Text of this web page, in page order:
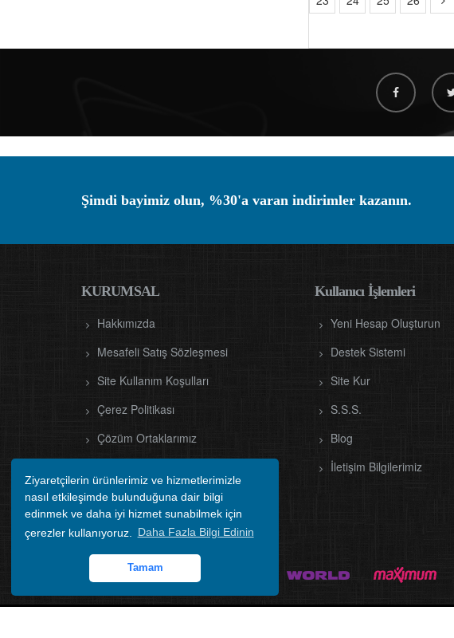
Ziyaretçilerin ürünlerimiz ve hizmetlerimizle
nasıl etkileşimde bulunduğuna dair bilgi
edinmek ve daha iyi hizmet sunabilmek için
çerezler kullanıyoruz.
Daha Fazla Bilgi Edinin
Tamam
Şimdi bayimiz olun, %30'a varan indirimler kazanın.
KURUMSAL
Hakkımızda
Mesafeli Satış Sözleşmesi
Site Kullanım Koşulları
Çerez Politikası
Çözüm Ortaklarımız
Kullanıcı İşlemleri
Yeni Hesap Oluşturun
Destek Sistemi
Site Kur
S.S.S.
Blog
İletişim Bilgilerimiz